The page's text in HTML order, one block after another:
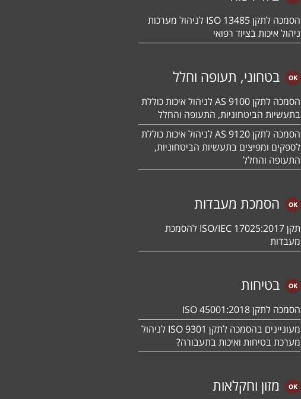
הסמכה לתקן 13485 ISO לניהול מערכות
ניהול איכות בציוד רפואי
בטחוני, תעופה וחלל
הסמכה לתקן 9100 AS לניהול איכות כוללת
בתעשיות הביטחוניות, התעופה והחלל
הסמכה לתקן 9120 AS לניהול איכות כוללת
לספקים ומפיצים בתעשיות הביטחוניות,
התעופה והחלל
הסמכת מעבדות
תקן ISO/IEC 17025:2017 להסמכת
מעבדות
בטיחות
הסמכה לתקן ISO 45001:2018
מעוניינים בהסמכה לתקן ISO 9301 לניהול
מערכת בטיחות ואיכות בתעבורה?
מזון וחקלאות